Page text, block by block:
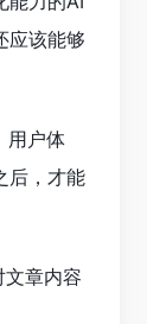
应该能够
用户体
后，才能
章内容